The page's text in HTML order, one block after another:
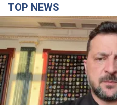
С 1 сентября
зарплаты: Корецкий
Одновременно с повышением
правительство объявило об
стипендий
6 годин тому 4,4 т.